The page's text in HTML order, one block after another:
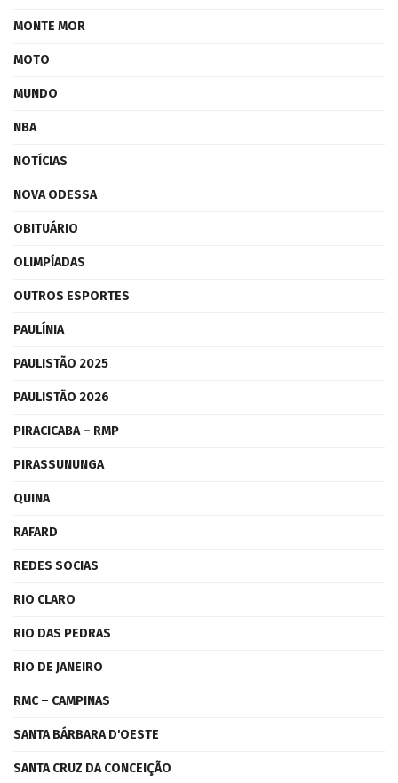
MONTE MOR
MOTO
MUNDO
NBA
NOTÍCIAS
NOVA ODESSA
OBITUÁRIO
OLIMPÍADAS
OUTROS ESPORTES
PAULÍNIA
PAULISTÃO 2025
PAULISTÃO 2026
PIRACICABA – RMP
PIRASSUNUNGA
QUINA
RAFARD
REDES SOCIAS
RIO CLARO
RIO DAS PEDRAS
RIO DE JANEIRO
RMC – CAMPINAS
SANTA BÁRBARA D'OESTE
SANTA CRUZ DA CONCEIÇÃO